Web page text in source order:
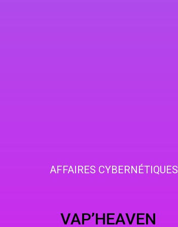
AFFAIRES CYBERNÉTIQUES